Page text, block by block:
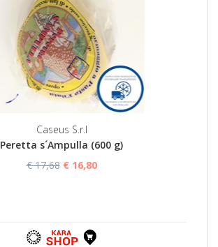
Caseus S.r.l
Peretta s´Ampulla (600 g)
€ 17,68 € 16,80